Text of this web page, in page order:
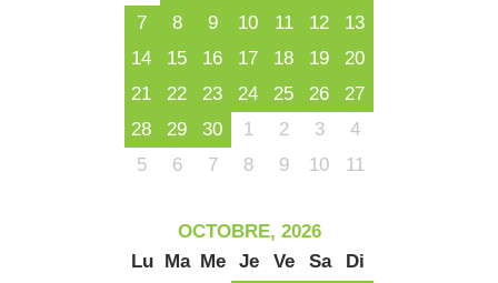
7
8 9 10 11 12
13
14
15 16 17 18 19
20
21
22 23 24 25 26
27
28
29 30 1 2 3
4
5
6 7 8 9 10 11
OCTOBRE, 2026
Lu
Ma Me Je Ve Sa
Di